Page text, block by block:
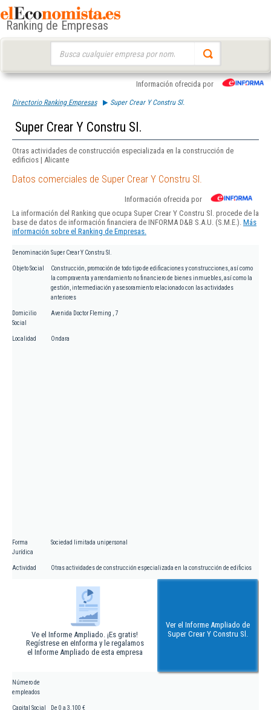
Ranking de Empresas
Información ofrecida por
Directorio Ranking Empresas Super Crear Y Constru Sl.
Super Crear Y Constru Sl.
Otras actividades de construcción especializada en la construcción de
edificios | Alicante
Datos comerciales de Super Crear Y Constru Sl.
Información ofrecida por
La información del Ranking que ocupa Super Crear Y Constru Sl. procede de la
base de datos de información financiera de INFORMA D&B S.A.U. (S.M.E.). Más
información sobre el Ranking de Empresas.
Denominación Super Crear Y Constru Sl.
Objeto Social
Construcción, promoción de todo tipo de edificaciones y construcciones, así como
la compraventa y arrendamiento no financiero de bienes inmuebles, así como la
gestión, intermediación y asesoramiento relacionado con las actividades
anteriores
Domicilio
Social
Avenida Doctor Fleming , 7
Localidad Ondara
Forma
Jurídica
Sociedad limitada unipersonal
Actividad Otras actividades de construcción especializada en la construcción de edificios
Ve el Informe Ampliado. ¡Es gratis!
Regístrese en eInforma y le regalamos
el Informe Ampliado de esta empresa
Ver el Informe Ampliado de
Super Crear Y Constru Sl.
Número de
empleados
Capital Social De 0 a 3.100 €